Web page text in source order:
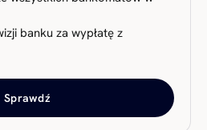
banku za wypłatę z
Sprawdź